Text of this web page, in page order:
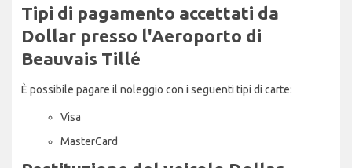
Tipi di pagamento accettati da
Dollar presso l'Aeroporto di
Beauvais Tillé
È possibile pagare il noleggio con i seguenti tipi di carte:
Visa
MasterCard